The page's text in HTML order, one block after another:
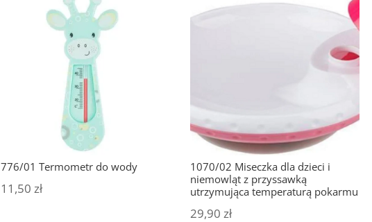
776/01 Termometr do wody
11,50 zł
1070/02 Miseczka dla dzieci i
niemowląt z przyssawką
utrzymująca temperaturą pokarmu
29,90zł